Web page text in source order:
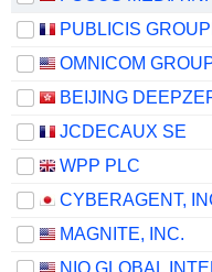
PUBLICIS
OMNICOM
JCDECAUX SE
WPP PLC
CYBERAGENT,
MAGNITE, INC.